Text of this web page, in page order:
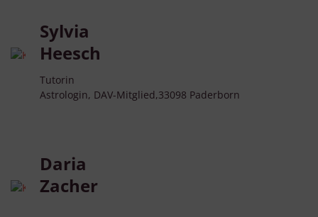
Sylvia
Heesch
Tutorin
Astrologin, DAV-Mitglied,33098 Paderborn
Daria
Zacher